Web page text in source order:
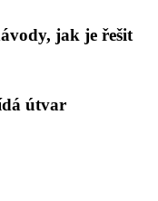
jak je řešit
útvar